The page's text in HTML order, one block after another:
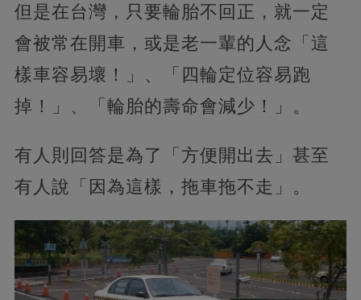
但是在台灣，只要輪胎不回正，就一定
會被常在開車，或是老一輩的人念「這
樣車容易壞！」、「四輪定位容易跑
掉！」、「輪胎的壽命會減少！」。
有人則回答是為了「方便開出去」甚至
有人說「因為這樣，拖車拖不走」。